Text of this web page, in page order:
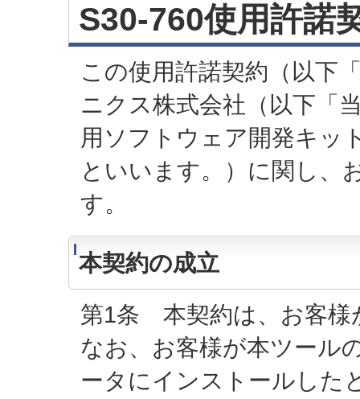
S30-760使用許諾
この使用許諾契約（以下
ニクス株式会社（以下「
用ソフトウェア開発キッ
といいます。）に関し、
す。
本契約の成立
第1条 本契約は、お客様
なお、お客様が本ツール
ータにインストールした